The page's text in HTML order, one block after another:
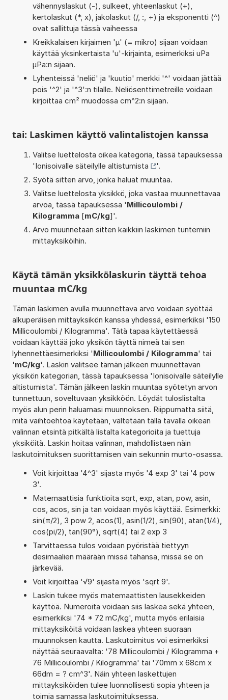
vähennyslaskut (-), sulkeet, yhteenlaskut (+),
kertolaskut (*, x), jakolaskut (/, :, ÷) ja eksponentti (^)
ovat sallittuja tässä vaiheessa
Kreikkalaisen kirjaimen 'µ' (= mikro) sijaan voidaan
käyttää yksinkertaista 'u'-kirjainta, esimerkiksi uPa
µPa:n sijaan.
Lyhenteissä 'neliö' ja 'kuutio' merkki '^' voidaan jättää
pois '^2' ja '^3':n tilalle. Neliösenttimetreille voidaan
kirjoittaa cm² muodossa cm^2:n sijaan.
tai: Laskimen käyttö valintalistojen kanssa
Valitse luettelosta oikea kategoria, tässä tapauksessa
'Ionisoivalle säteilylle altistumista
'.
Syötä sitten arvo, jonka haluat muuntaa.
Valitse luettelosta yksikkö, joka vastaa muunnettavaa
arvoa, tässä tapauksessa 'Millicoulombi /
Kilogramma[mC/kg]'.
Arvo muunnetaan sitten kaikkiin laskimen tuntemiin
mittayksiköihin.
Käytä tämän yksikkölaskurin täyttä tehoa
muuntaa mC/kg
Tämän laskimen avulla muunnettava arvo voidaan syöttää
alkuperäisen mittayksikön kanssa yhdessä, esimerkiksi '150
Millicoulombi / Kilogramma'. Tätä tapaa käytettäessä
voidaan käyttää joko yksikön täyttä nimeä tai sen
lyhennettäesimerkiksi 'Millicoulombi / Kilogramma' tai
'mC/kg'. Laskin valitsee tämän jälkeen muunnettavan
yksikön kategorian, tässä tapauksessa 'Ionisoivalle säteilylle
altistumista'. Tämän jälkeen laskin muuntaa syötetyn arvon
tunnettuun, soveltuvaan yksikköön. Löydät tuloslistalta
myös alun perin haluamasi muunnoksen. Riippumatta siitä,
mitä vaihtoehtoa käytetään, vältetään tällä tavalla oikean
valinnan etsintä pitkältä listalta kategorioita ja tuettuja
yksiköitä. Laskin hoitaa valinnan, mahdollistaen näin
laskutoimituksen suorittamisen vain sekunnin murto-osassa.
Voit kirjoittaa '4^3' sijasta myös '4 exp 3' tai '4 pow
3'.
Matemaattisia funktioita sqrt, exp, atan, pow, asin,
cos, acos, sin ja tan voidaan myös käyttää. Esimerkki:
sin(π/2), 3 pow 2, acos(1), asin(1/2), sin(90), atan(1/4),
cos(pi/2), tan(90°), sqrt(4) tai 2 exp 3
Tarvittaessa tulos voidaan pyöristää tiettyyn
desimaalien määrään missä tahansa, missä se on
järkevää.
Voit kirjoittaa '√9' sijasta myös 'sqrt 9'.
Laskin tukee myös matemaattisten lausekkeiden
käyttöä. Numeroita voidaan siis laskea sekä yhteen,
esimerkiksi '74 * 72 mC/kg', mutta myös erilaisia
mittayksiköitä voidaan laskea yhteen suoraan
muunnoksen kautta. Laskutoimitus voi esimerkiksi
näyttää seuraavalta: '78 Millicoulombi / Kilogramma +
76 Millicoulombi / Kilogramma' tai '70mm x 68cm x
66dm = ? cm^3'. Näin yhteen laskettujen
mittayksiköiden tulee luonnollisesti sopia yhteen ja
toimia samassa laskutoimituksessa.